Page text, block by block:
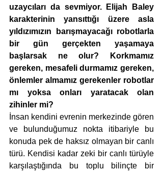
uzaycıları da sevmiyor. Elijah Baley
karakterinin yansıttığı üzere asla
yıldızımızın barışmayacağı robotlarla
bir gün gerçekten yaşamaya
başlarsak ne olur? Korkmamız
gereken, mesafeli durmamız gereken,
önlemler almamız gerekenler robotlar
mı yoksa onları yaratacak olan
zihinler mi?
İnsan kendini evrenin merkezinde gören
ve bulunduğumuz nokta itibariyle bu
konuda pek de haksız olmayan bir canlı
türü. Kendisi kadar zeki bir canlı türüyle
karşılaştığında bu toplu bilinçte bir